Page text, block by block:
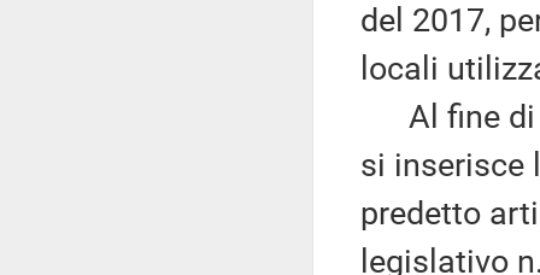
del 2017,
locali
Al fine di
si inserisce
predetto
legislativo